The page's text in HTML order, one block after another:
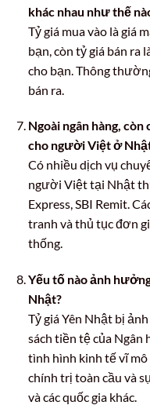
khác nhau như thế
Tỷ giá mua vào là giá
bạn, còn tỷ giá bán ra
cho bạn. Thông
bán ra.
Ngoài ngân hàng,
cho người Việt ở
Có nhiều dịch vụ
người Việt tại Nhật
Express, SBI Remit.
tranh và thủ tục đơn
thống.
Yếu tố nào ảnh
Nhật?
Tỷ giá Yên Nhật bị
sách tiền tệ của Ngân
tình hình kinh tế vĩ mô
chính trị toàn cầu và
và các quốc gia khác.